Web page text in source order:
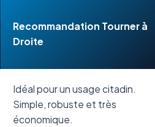
Recommandation Tourner à
Droite
Idéal pour un usage citadin.
Simple, robuste et très
économique.